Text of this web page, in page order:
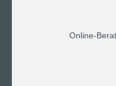
Online-